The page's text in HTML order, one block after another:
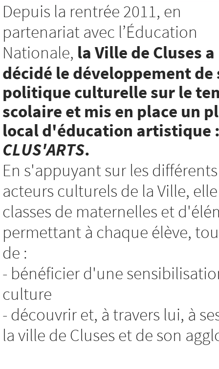
Depuis la rentrée 2011, en
partenariat avec l’Éducation
Nationale, la Ville de Cluses a
décidé le développement de
politique culturelle sur le
scolaire et mis en place un
local d'éducation artistique
CLUS'ARTS.
En s'appuyant sur les différents
acteurs culturels de la Ville,
classes de maternelles et
permettant à chaque élève,
de :
- bénéficier d'une
culture
- découvrir et, à travers lui, à
la ville de Cluses et de son